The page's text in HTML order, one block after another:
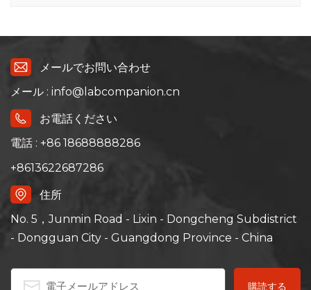
メールでお問い合わせ
メール : info@labcompanion.cn
お電話ください
電話 : +86 18688888286
+8613622687286
住所
No. 5，Junmin Road - Lixin - Dongcheng Subdistrict
- Dongguan City - Guangdong Province - China